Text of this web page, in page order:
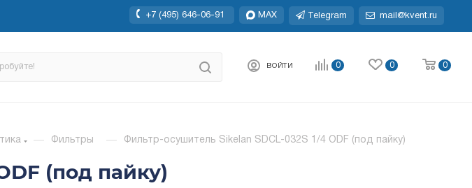
+7 (495) 646-06-91 MAX Telegram mail@kvent.ru
ВОЙТИ 0 0 0
— Фильтры — Фильтр-осушитель Sikelan SDCL-032S 1/4 ODF (под пайку)
(под пайку)